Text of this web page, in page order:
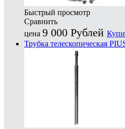
Быстрый просмотр
Сравнить
цена 9 000 Рублей
Трубка телескопическая